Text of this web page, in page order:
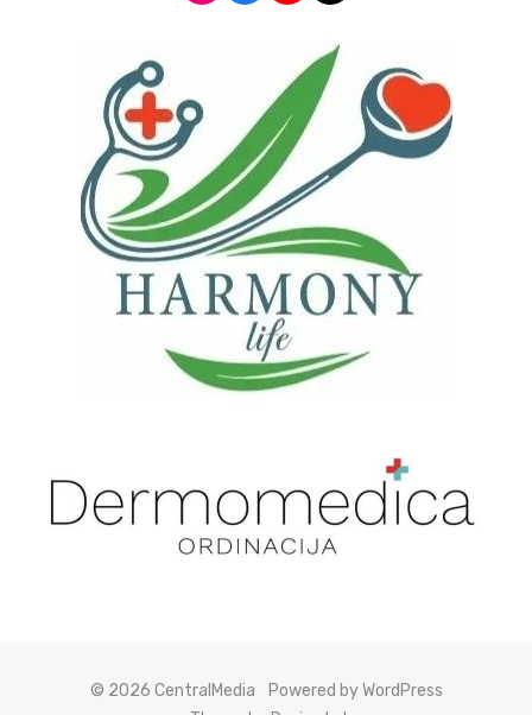
© 2026 CentralMedia
Powered by WordPress